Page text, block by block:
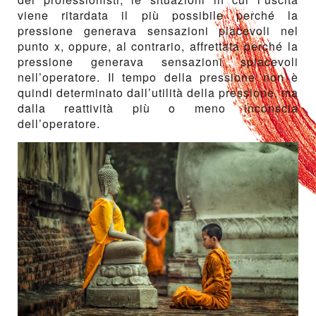
viene ritardata il più possibile perché la
pressione generava sensazioni piacevoli nel
punto x, oppure, al contrario, affrettata perché la
pressione generava sensazioni spiacevoli
nell’operatore. Il tempo della pressione non è
quindi determinato dall’utilità della pressione, ma
dalla reattività più o meno inconscia
dell’operatore.